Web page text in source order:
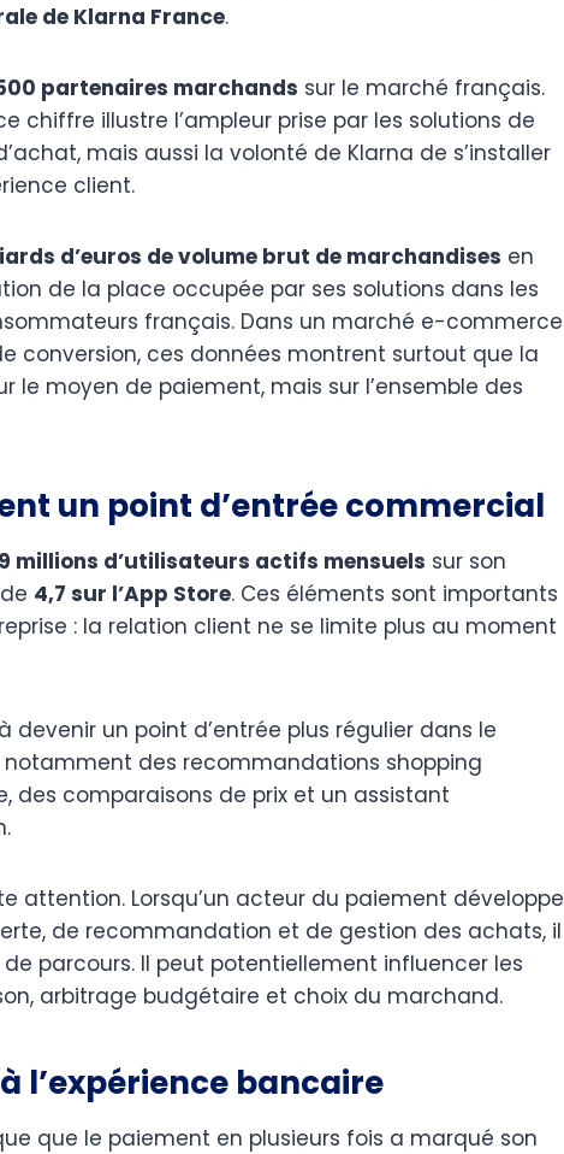
de Klarna France.
partenaires marchands sur le marché français.
chiffre illustre l’ampleur prise par les solutions de
mais aussi la volonté de Klarna de s’installer
client.
d’euros de volume brut de marchandises en
de la place occupée par ses solutions dans les
français. Dans un marché e-commerce
conversion, ces données montrent surtout que la
le moyen de paiement, mais sur l’ensemble des
un point d’entrée commercial
millions d’utilisateurs actifs mensuels sur son
4,7 sur l’App Store. Ces éléments sont importants
: la relation client ne se limite plus au moment
un point d’entrée plus régulier dans le
notamment des recommandations shopping
des comparaisons de prix et un assistant
attention. Lorsqu’un acteur du paiement développe
de recommandation et de gestion des achats, il
parcours. Il peut potentiellement influencer les
arbitrage budgétaire et choix du marchand.
l’expérience bancaire
que le paiement en plusieurs fois a marqué son